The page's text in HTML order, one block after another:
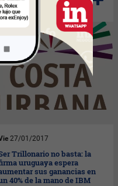
27/01/2017
Trillonario no basta: la
uruguaya espera
sus ganancias en
40% de la mano de IBM